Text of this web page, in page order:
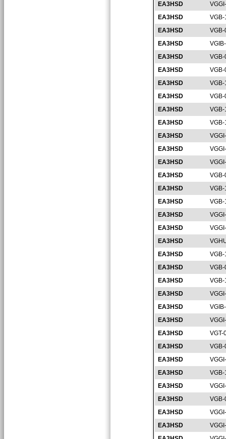
EA3HSD
EA3HSD
VGB-
EA3HSD
EA3HSD
EA3HSD
EA3HSD
EA3HSD
EA3HSD
EA3HSD
EA3HSD
EA3HSD
EA3HSD
EA3HSD
EA3HSD
EA3HSD
EA3HSD
EA3HSD
EA3HSD
EA3HSD
EA3HSD
EA3HSD
EA3HSD
EA3HSD
EA3HSD
EA3HSD
EA3HSD
VGT-
EA3HSD
EA3HSD
EA3HSD
EA3HSD
EA3HSD
EA3HSD
EA3HSD